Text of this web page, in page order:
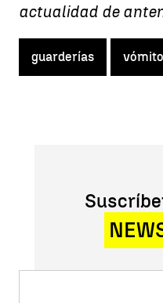
actualidad de
guarderías